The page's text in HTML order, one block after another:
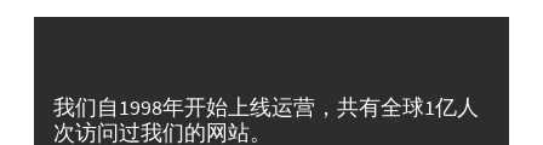
我们自1998年开始上线运营，共有全球1亿人
次访问过我们的网站。